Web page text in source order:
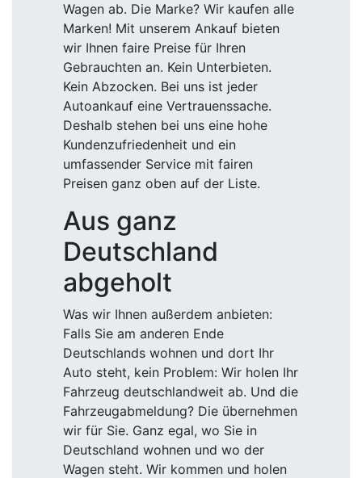
Wagen ab. Die Marke? Wir kaufen alle
Marken! Mit unserem Ankauf bieten
wir Ihnen faire Preise für Ihren
Gebrauchten an. Kein Unterbieten.
Kein Abzocken. Bei uns ist jeder
Autoankauf eine Vertrauenssache.
Deshalb stehen bei uns eine hohe
Kundenzufriedenheit und ein
umfassender Service mit fairen
Preisen ganz oben auf der Liste.
Aus ganz
Deutschland
abgeholt
Was wir Ihnen außerdem anbieten:
Falls Sie am anderen Ende
Deutschlands wohnen und dort Ihr
Auto steht, kein Problem: Wir holen Ihr
Fahrzeug deutschlandweit ab. Und die
Fahrzeugabmeldung? Die übernehmen
wir für Sie. Ganz egal, wo Sie in
Deutschland wohnen und wo der
Wagen steht. Wir kommen und holen